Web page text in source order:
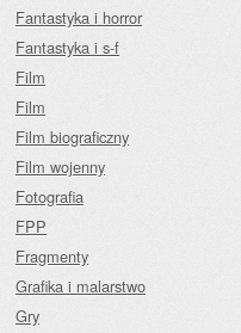
Fantastyka i horror
Fantastyka i s-f
Film
Film
Film biograficzny
Film wojenny
Fotografia
FPP
Fragmenty
Grafika i malarstwo
Gry